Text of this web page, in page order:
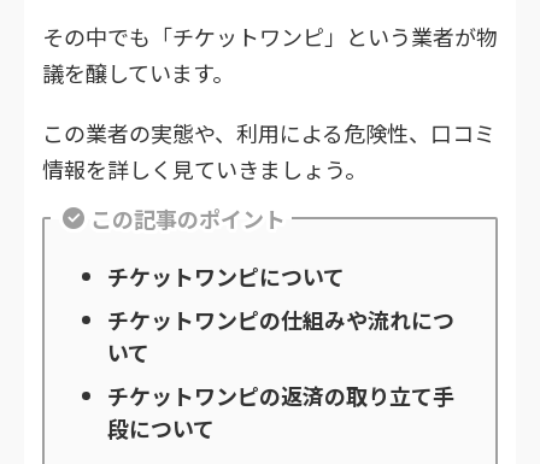
その中でも「チケットワンピ」という業者が物
議を醸しています。
この業者の実態や、利用による危険性、口コミ
情報を詳しく見ていきましょう。
この記事のポイント
チケットワンピについて
チケットワンピの仕組みや流れにつ
いて
チケットワンピの返済の取り立て手
段について